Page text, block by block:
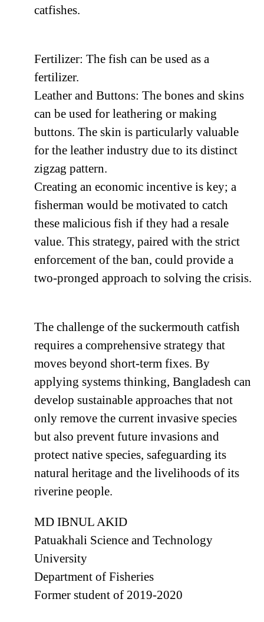
catfishes.
Fertilizer: The fish can be used as a
fertilizer.
Leather and Buttons: The bones and skins
can be used for leathering or making
buttons. The skin is particularly valuable
for the leather industry due to its distinct
zigzag pattern.
Creating an economic incentive is key; a
fisherman would be motivated to catch
these malicious fish if they had a resale
value. This strategy, paired with the strict
enforcement of the ban, could provide a
two-pronged approach to solving the crisis.
The challenge of the suckermouth catfish
requires a comprehensive strategy that
moves beyond short-term fixes. By
applying systems thinking, Bangladesh can
develop sustainable approaches that not
only remove the current invasive species
but also prevent future invasions and
protect native species, safeguarding its
natural heritage and the livelihoods of its
riverine people.
MD IBNUL AKID
Patuakhali Science and Technology
University
Department of Fisheries
Former student of 2019-2020